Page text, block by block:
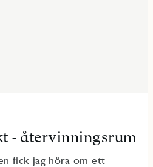
- återvinningsrum
fick jag höra om ett